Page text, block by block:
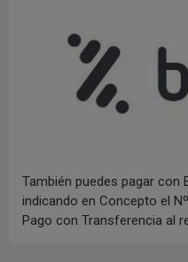
También puedes pagar con
indicando en Concepto el
Pago con Transferencia al